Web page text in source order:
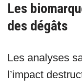
Les
des dégâts
Les analyses
l’impact